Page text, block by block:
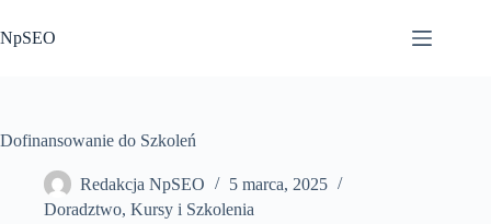
do
treści
NpSEO
Dofinansowanie do Szkoleń
Redakcja NpSEO
5 marca, 2025
Doradztwo, Kursy i Szkolenia